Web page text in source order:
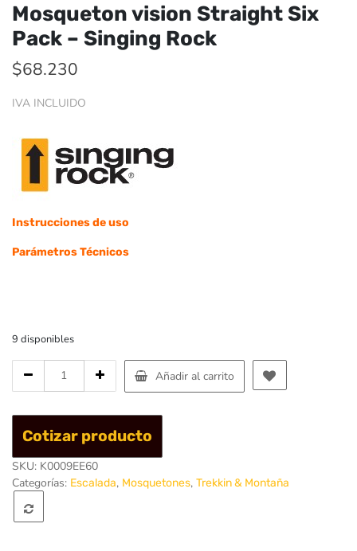
Mosqueton vision Straight Six
Pack – Singing Rock
$68.230
IVA INCLUIDO
Instrucciones de uso
Parámetros Técnicos
9 disponibles
vision
Straight
Pack
-
Añadir al carrito
Cotizar producto
SKU: K0009EE60
Categorías: Escalada, Mosquetones, Trekkin & Montaña